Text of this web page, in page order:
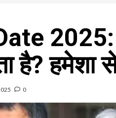
2025:
है? हमेशा
0